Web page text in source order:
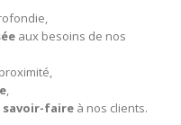
aux besoins de nos
,
faire à nos clients.